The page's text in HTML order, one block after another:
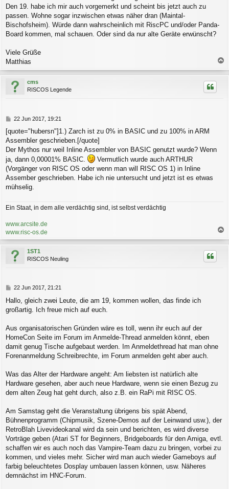
Den 19. habe ich mir auch vorgemerkt und scheint bis jetzt auch zu
passen. Wohne sogar inzwischen etwas näher dran (Maintal-
Bischofsheim). Würde dann wahrscheinlich mit RiscPC und/oder Panda-
Board kommen, mal schauen. Oder sind da nur alte Geräte erwünscht?
Viele Grüße
Matthias
a
c
cms
RISCOS Legende
B
i
t
r
g
22 Jun 2017, 19:21
[quote="hubersn"]1.) Zarch ist zu 0% in BASIC und zu 100% in ARM
Assembler geschrieben.[/quote]
Der Mythos nur weil Inline Assembler von BASIC genutzt wurde? Wenn
ja, dann 0,00001% BASIC.
Vermutlich wurde auch ARTHUR
(Vorgänger von RISC OS oder wenn man will RISC OS 1) in Inline
Assember geschrieben. Habe ich nie untersucht und jetzt ist es etwas
mühselig.
Ein Staat, in dem alle verdächtig sind, ist selbst verdächtig
www.arcsite.de
www.risc-os.de
c
1ST1
RISCOS Neuling
B
i
t
a
22 Jun 2017, 21:21
Hallo, gleich zwei Leute, die am 19, kommen wollen, das finde ich
großartig. Ich freue mich auf euch.
Aus organisatorischen Gründen wäre es toll, wenn ihr euch auf der
HomeCon Seite im Forum im Anmelde-Thread anmelden könnt, eben
damit genug Tische aufgebaut werden. Im Anmeldethread hat man ohne
Forenanmeldung Schreibrechte, im Forum anmelden geht aber auch.
Was das Alter der Hardware angeht: Am liebsten ist natürlich alte
Hardware gesehen, aber auch neue Hardware, wenn sie einen Bezug zu
dem alten Zeug hat geht durch, also z.B. ein RaPi mit RISC OS.
Am Samstag geht die Veranstaltung übrigens bis spät Abend,
Bühnenprogramm (Chipmusik, Szene-Demos auf der Leinwand usw.), der
RetroBlah Livevideokanal wird da sein und berichten, es wird diverse
Vorträge geben (Atari ST for Beginners, Bridgeboards für den Amiga, evtl.
schaffen wir es auch noch das Vampire-Team dazu zu bringen, vorbei zu
kommen, und vieles mehr. Sicher wird man auch wieder Gameboys auf
farbig beleuchtetes Dosplay umbauen lassen können, usw. Näheres
demnächst im HNC-Forum.